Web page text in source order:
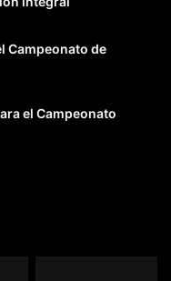
Campeonato de
el Campeonato